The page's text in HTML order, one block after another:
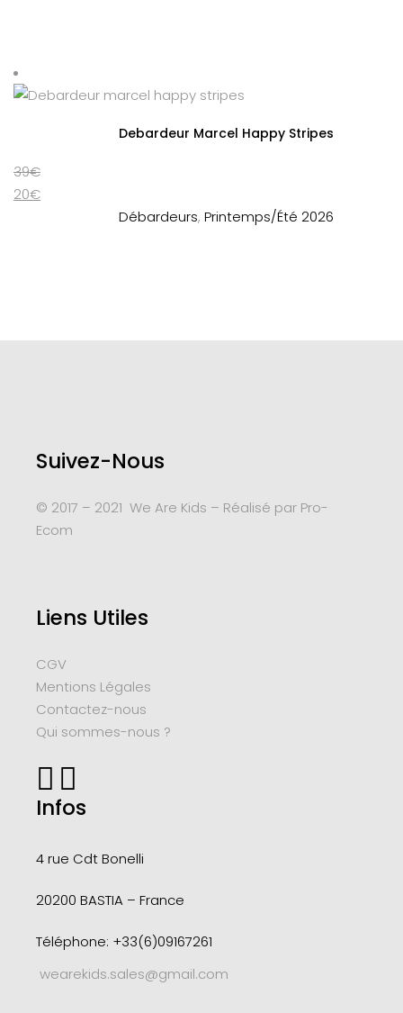
Debardeur Marcel Happy Stripes
39€
20€
Débardeurs, Printemps/Été 2026
Infos
4 rue CdtBonelli
20200 BASTIA – France
Téléphone: +33(6)09167261
wearekids.sales@gmail.com
Liens Utiles
CGV
Mentions Légales
Contactez-nous
Qui sommes-nous ?
Suivez-Nous
© 2017 – 2021 We Are Kids – Réalisé par Pro-
Ecom